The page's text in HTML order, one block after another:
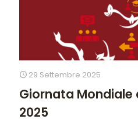
29 Settembre 2025
Giornata Mondiale
2025